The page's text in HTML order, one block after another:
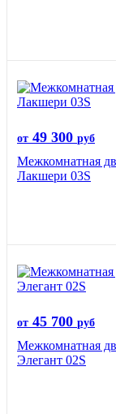
от 49 300 руб
Межкомнатная
Лакшери 03S
от 45 700 руб
Межкомнатная
Элегант 02S